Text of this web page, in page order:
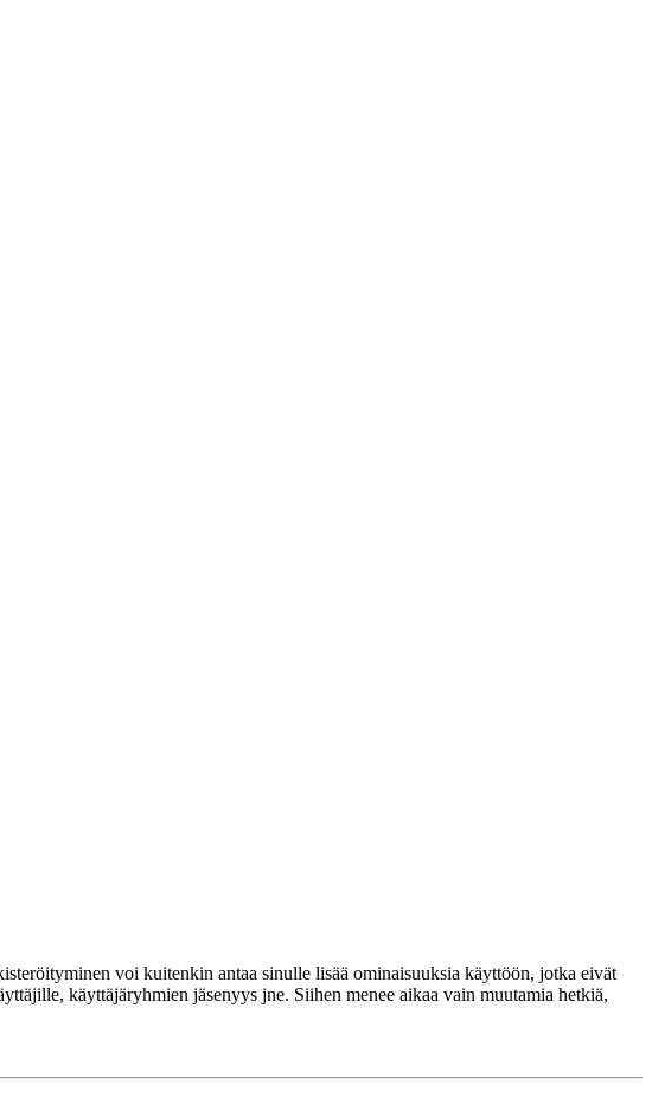
voi kuitenkin antaa sinulle lisää ominaisuuksia käyttöön, jotka eivät
käyttäjäryhmien jäsenyys jne. Siihen menee aikaa vain muutamia hetkiä,